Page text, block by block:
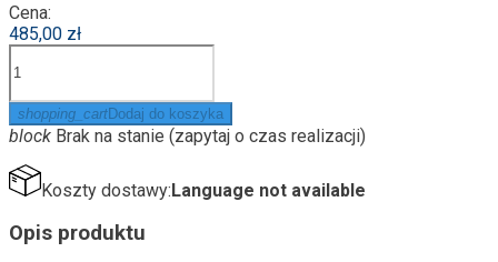
Cena:
485,00 zł
shopping_cartDodaj do koszyka
block Brak na stanie (zapytaj o czas realizacji)
Koszty dostawy:Language not available
Opis produktu